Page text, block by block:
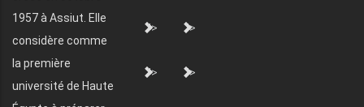
1957 à Assiut. Elle
considère comme
la première
université de Haute
"> ">
"> ">